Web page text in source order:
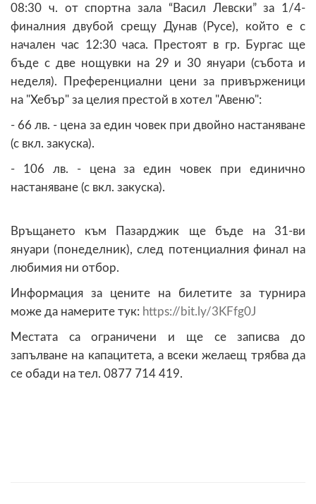
08:30 ч. от спортна зала “Васил Левски” за 1/4-
финалния двубой срещу Дунав (Русе), който е с
начален час 12:30 часа. Престоят в гр. Бургас ще
бъде с две нощувки на 29 и 30 януари (събота и
неделя). Преференциални цени за привърженици
на "Хебър" за целия престой в хотел "Авеню":
- 66 лв. - цена за един човек при двойно настаняване
(с вкл. закуска).
- 106 лв. - цена за един човек при единично
настаняване (с вкл. закуска).
Връщането към Пазарджик ще бъде на 31-ви
януари (понеделник), след потенциалния финал на
любимия ни отбор.
Информация за цените на билетите за турнира
може да намерите тук: https://bit.ly/3KFfg0J
Местата са ограничени и ще се записва до
запълване на капацитета, а всеки желаещ трябва да
се обади на тел. 0877 714 419.